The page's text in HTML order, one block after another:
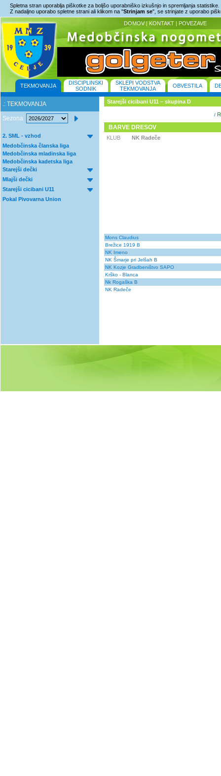
Spletna stran uporablja piškotke za boljšo uporabniško izkušnjo in spremljanja statistike.
Z nadaljno uporabo spletne strani ali klikom na "Strinjam se", se strinjate z uporabo
DOMOV | KONTAKT | POVEZAVE
TEKMOVANJA
DISCIPLINSKI
SODNIK
SKLEPI VODSTVA
TEKMOVANJA
OBVESTILA
.: TEKMOVANJA
Sezona
2. SML - vzhod
Medobčinska članska liga
Medobčinska mladinska liga
Medobčinska kadetska liga
Starejši dečki
Mlajši dečki
Starejši cicibani U11
Pokal Pivovarna Union
Starejši cicibani U11 – skupina D
/
BARVE DRESOV
KLUB NK Radeče
Mons Claudius
Brežice 1919 B
NK Imeno
NK Šmarje pri Jelšah B
NK Kozje Gradbeništvo SAPO
Krško - Blanca
Nk Rogaška B
NK Radeče